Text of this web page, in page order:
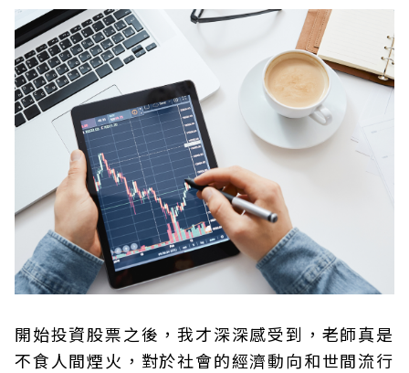
開始投資股票之後，我才深深感受到，老師真是
不食人間煙火，對於社會的經濟動向和世間流行